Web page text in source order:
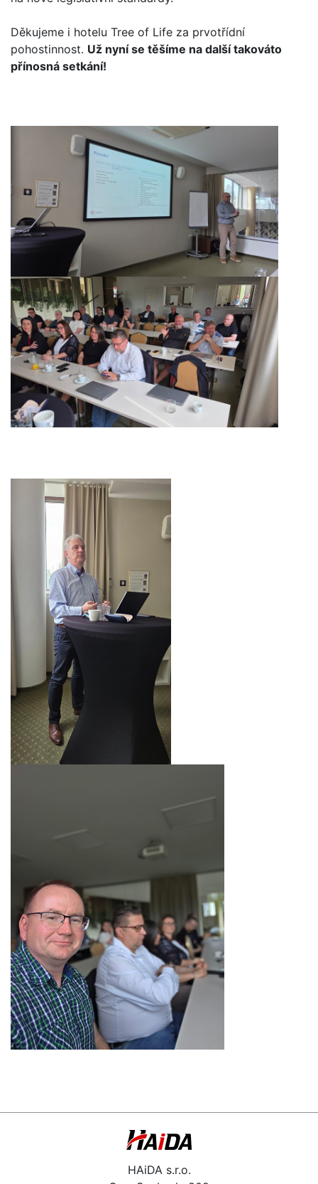
Děkujeme i hotelu Tree of Life za prvotřídní
pohostinnost. Už nyní se těšíme na další takováto
přínosná setkání!
HAiDA s.r.o.